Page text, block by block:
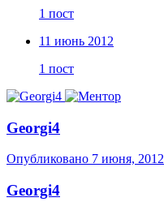
1 пост
11 июнь 2012
1 пост
Georgi4
Опубликовано 7 июня, 2012
Georgi4